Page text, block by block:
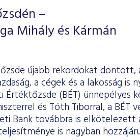
–
Mihály és Kármán
újabb rekordokat döntött,
a cégek és a lakosság is
(BÉT) ünnepélyes
és Tóth Tiborral, a BÉT
Bank továbbra is elkötelezett
is nagyban